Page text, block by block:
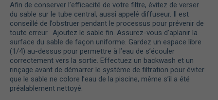
Afin de conserver l’efficacité de votre filtre, évitez de verser
du sable sur le tube central, aussi appelé diffuseur. Il est
conseillé de l’obstruer pendant le processus pour prévenir de
toute erreur. Ajoutez le sable fin. Assurez-vous d’aplanir la
surface du sable de façon uniforme. Gardez un espace libre
(1/4) au-dessus pour permettre à l’eau de s’écouler
correctement vers la sortie. Effectuez un backwash et un
rinçage avant de démarrer le système de filtration pour éviter
que le sable ne colore l’eau de la piscine, même s’il a été
préalablement nettoyé.